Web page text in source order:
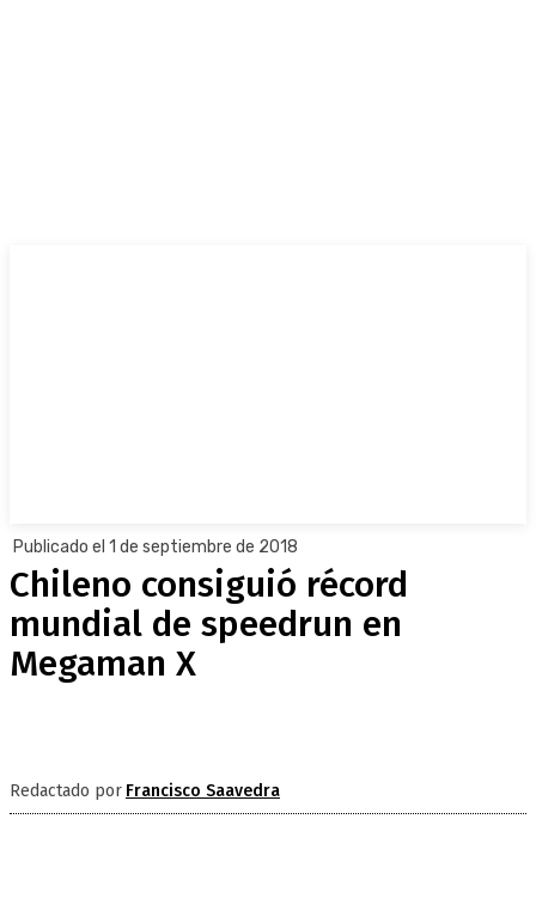
Publicado el 1 de septiembre de 2018
Chileno consiguió récord
mundial de speedrun en
Megaman X
Redactado por Francisco Saavedra